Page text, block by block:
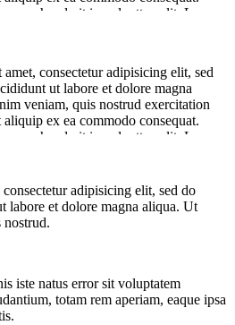
reprehenderit in voluptte velit. Lorem
adipisicing elit, sed do […]
consectetur adipisicing elit, sed
ut labore et dolore magna
veniam, quis nostrud exercitation
ex ea commodo consequat.
reprehenderit in voluptte velit. Lorem
adipisicing elit, sed do
labore et dolore magna aliqua. Ut
iste natus error sit voluptatem
totam rem aperiam, eaque ipsa